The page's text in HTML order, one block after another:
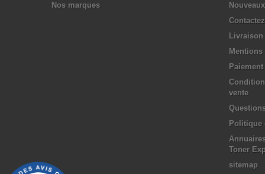
Nos marques
Livraison
Mentions
vente
Politique
Toner
sitemap